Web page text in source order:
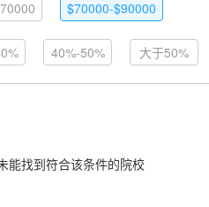
$70000-$90000
40%-50% 大于50%
能找到符合该条件的院校